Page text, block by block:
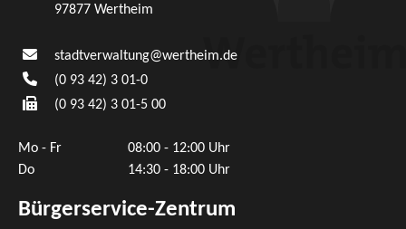
97877 Wertheim
stadtverwaltung@wertheim.de
(0 93 42) 3 01-0
(0 93 42) 3 01-5 00
Mo - Fr
08:00 - 12:00 Uhr
Do
14:30 - 18:00 Uhr
Bürgerservice-Zentrum